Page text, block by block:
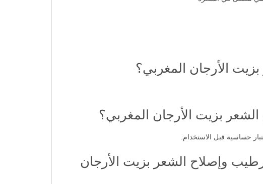
الأرجان المغربي؟
بزيت الأرجان المغربي؟
حساسية قبل الاستخدام.
وإصلاح الشعر بزيت الأرجان